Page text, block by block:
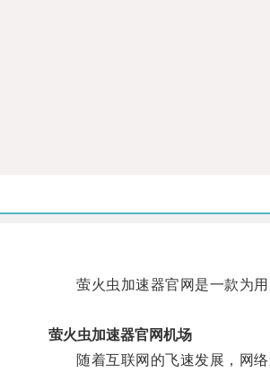
萤火虫加速器官网是一款为用
萤火虫加速器官网机场
随着互联网的飞速发展，网络